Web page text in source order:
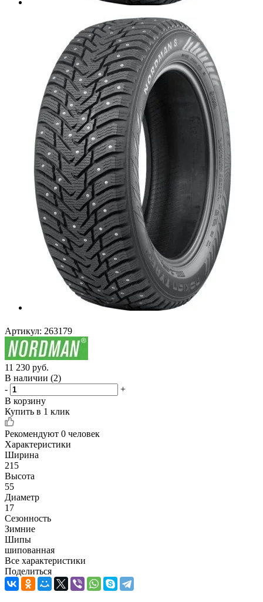
Артикул: 263179
11 230 руб.
В наличии (2)
-
+
В корзину
Купить в 1 клик
Рекомендуют 0 человек
Характеристики
Ширина
215
Высота
55
Диаметр
17
Сезонность
Зимние
Шипы
шипованная
Все характеристики
Поделиться